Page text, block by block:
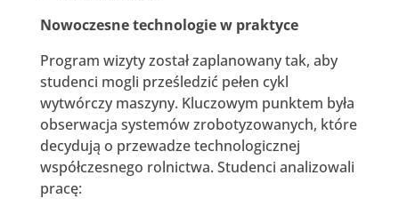
Nowoczesne technologie w praktyce
Program wizyty został zaplanowany tak, aby
studenci mogli prześledzić pełen cykl
wytwórczy maszyny. Kluczowym punktem była
obserwacja systemów zrobotyzowanych, które
decydują o przewadze technologicznej
współczesnego rolnictwa. Studenci analizowali
pracę: